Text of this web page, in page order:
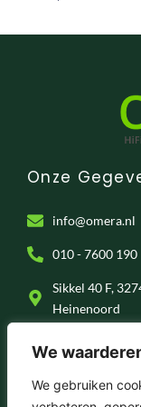
We
We gebruiken
Onze
info@omera.nl
010 - 7600 190
Sikkel 40 F,
Heinenoord